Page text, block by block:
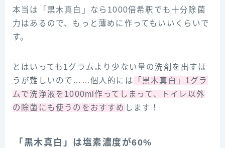
本当は「黒木真白」なら1000倍希釈でも十分除菌
力はあるので、もっと薄めに作ってもいいくらいで
す。
とはいっても1グラムより少ない量の洗剤を出すほ
うが難しいので……個人的には
「黒木真白」1グラ
ムで洗浄液を1000ml作ってしまって、トイレ以外
の除菌にも使うのをおすすめ します！
「黒木真白」は塩素濃度が60%